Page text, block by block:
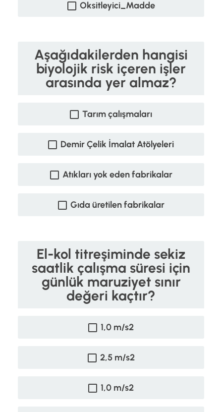
Oksitleyici_Madde
Aşağıdakilerden hangisi
biyolojik risk içeren işler
arasında yer almaz?
Tarım çalışmaları
Demir Çelik İmalat Atölyeleri
Atıkları yok eden fabrikalar
Gıda üretilen fabrikalar
El-kol titreşiminde sekiz
saatlik çalışma süresi için
günlük maruziyet sınır
değeri kaçtır?
1,0 m/s2
2,5 m/s2
1,0 m/s2